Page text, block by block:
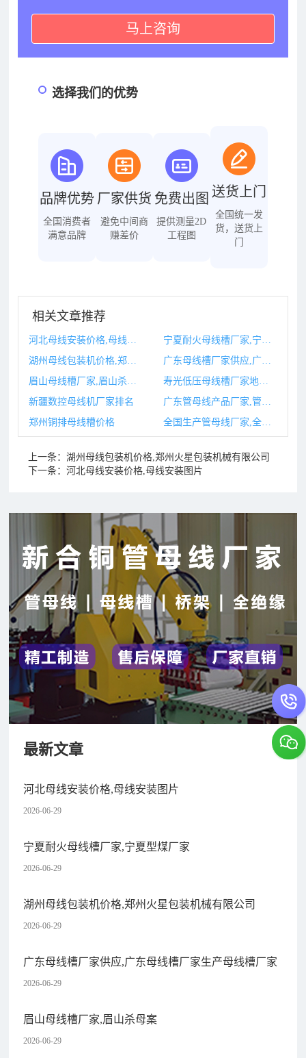
马上咨询
选择我们的优势
品牌优势
全国消费者
满意品牌
厂家供货
避免中间商
赚差价
免费出图
提供测量2D
工程图
送货上门
全国统一发
货，送货上
门
相关文章推荐
广东母线槽厂家供应,广东母线槽厂家生产母线槽厂家
新疆数控母线机厂家排名
郑州铜排母线槽价格
全国生产管母线厂家,全国生产管母线厂家电话
上一条：湖州母线包装机价格,郑州火星包装机械有限公司
下一条：河北母线安装价格,母线安装图片
最新文章
河北母线安装价格,母线安装图片
2026-06-29
宁夏耐火母线槽厂家,宁夏型煤厂家
2026-06-29
湖州母线包装机价格,郑州火星包装机械有限公司
2026-06-29
广东母线槽厂家供应,广东母线槽厂家生产母线槽厂家
2026-06-29
眉山母线槽厂家,眉山杀母案
2026-06-29